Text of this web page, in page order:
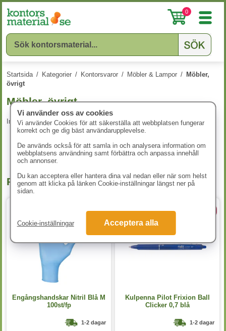
0
Startsida / Kategorier / Kontorsvaror / Möbler & Lampor / Möbler,
övrigt
Möbler, övrigt
Inga produkter att visa.
Populära produkter
4 Storlekar
Engångshandskar Nitril Blå M
100st/fp
1-2 dagar
Kulpenna Pilot Frixion Ball
Clicker 0,7 blå
1-2 dagar
Vi använder oss av cookies
Vi använder Cookies för att säkerställa att webbplatsen fungerar
korrekt och ge dig bäst användarupplevelse.
De används också för att samla in och analysera information om
webbplatsens användning samt förbättra och anpassa innehåll
och annonser.
Du kan acceptera eller hantera dina val nedan eller när som helst
genom att klicka på länken Cookie-inställningar längst ner på
sidan.
Cookie-inställningar Acceptera alla